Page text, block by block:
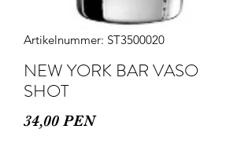
Artikelnummer: ST3500020
NEW YORK BAR VASO
SHOT
34,00 PENPreis